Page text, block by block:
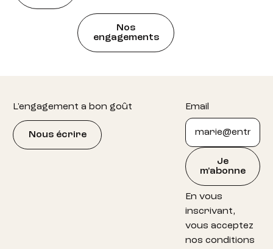
Nos
engagements
L'engagement a bon goût
Nous écrire
Email
Je
m'abonne
En vous
inscrivant,
vous acceptez
nos conditions